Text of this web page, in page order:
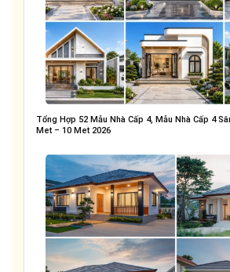
Tổng Hợp 52 Mẫu Nhà Cấp 4, Mẫu Nhà Cấp 4
Met – 10 Met 2026